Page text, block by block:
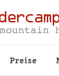
Preise